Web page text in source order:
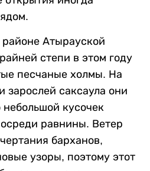
Атырауской
степи в этом году
песчаные холмы. На
зарослей саксаула они
небольшой кусочек
равнины. Ветер
барханов,
узоры, поэтому этот